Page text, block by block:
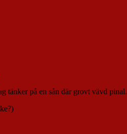
tänker på en sån där grovt vävd pinal.